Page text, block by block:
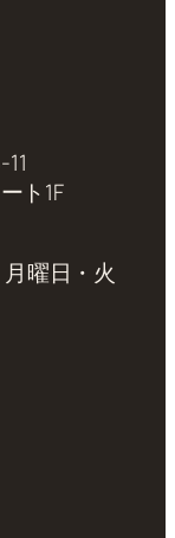
ト1F
曜日・火